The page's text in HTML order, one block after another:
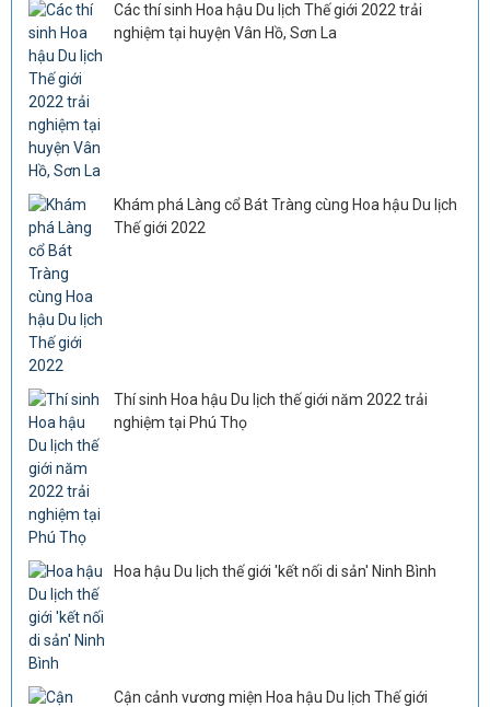
Các thí sinh Hoa hậu Du lịch Thế giới 2022 trải
nghiệm tại huyện Vân Hồ, Sơn La
Khám phá Làng cổ Bát Tràng cùng Hoa hậu Du lịch
Thế giới 2022
Thí sinh Hoa hậu Du lịch thế giới năm 2022 trải
nghiệm tại Phú Thọ
Hoa hậu Du lịch thế giới 'kết nối di sản' Ninh Bình
Cận cảnh vương miện Hoa hậu Du lịch Thế giới